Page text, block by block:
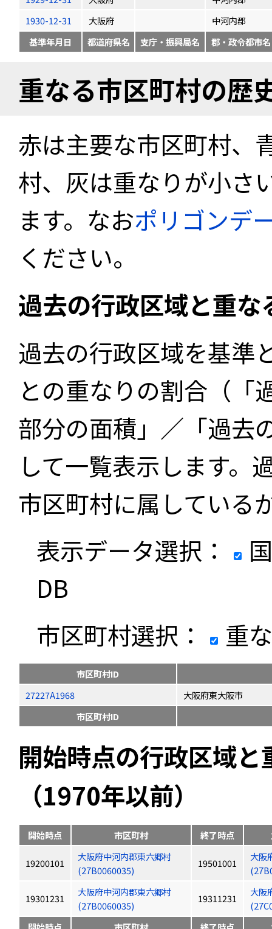
1930-12-31
大阪府
中河内郡
基準年月日
都道府県名 支庁・振興局名 郡・政令都市名
重なる市区町村の歴
赤は主要な市区町村、
村、灰は重なりが小さ
ます。なおポリゴンデ
ください。
過去の行政区域と重
過去の行政区域を基準
との重なりの割合（「
部分の面積」／「過去
して一覧表示します。
市区町村に属している
表示データ選択：
DB
市区町村選択：
重
市区町村ID
27227A1968
大阪府東大阪市
市区町村ID
開始時点の行政区域
（1970年以前）
開始時点 市区町村 終了時点
19200101
大阪府中河内郡東六郷村
(27B0060035)
19501001
大阪
19301231
大阪府中河内郡東六郷村
(27B0060035)
19311231
大阪